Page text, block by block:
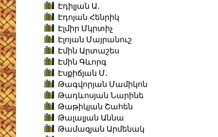
Էդիլյան Ա․
Էդոյան Հենրիկ
Էլմիր Մկրտիչ
Էլոյան Մայրանուշ
Էմին Արտաշես
Էմին Գևորգ
Էսքիճյան Մ․
Թագվորյան Մամիկոն
Թադևոսյան Նարինե
Թաթիկյան Շահեն
Թալալյան Աննա
Թամազյան Արմենակ